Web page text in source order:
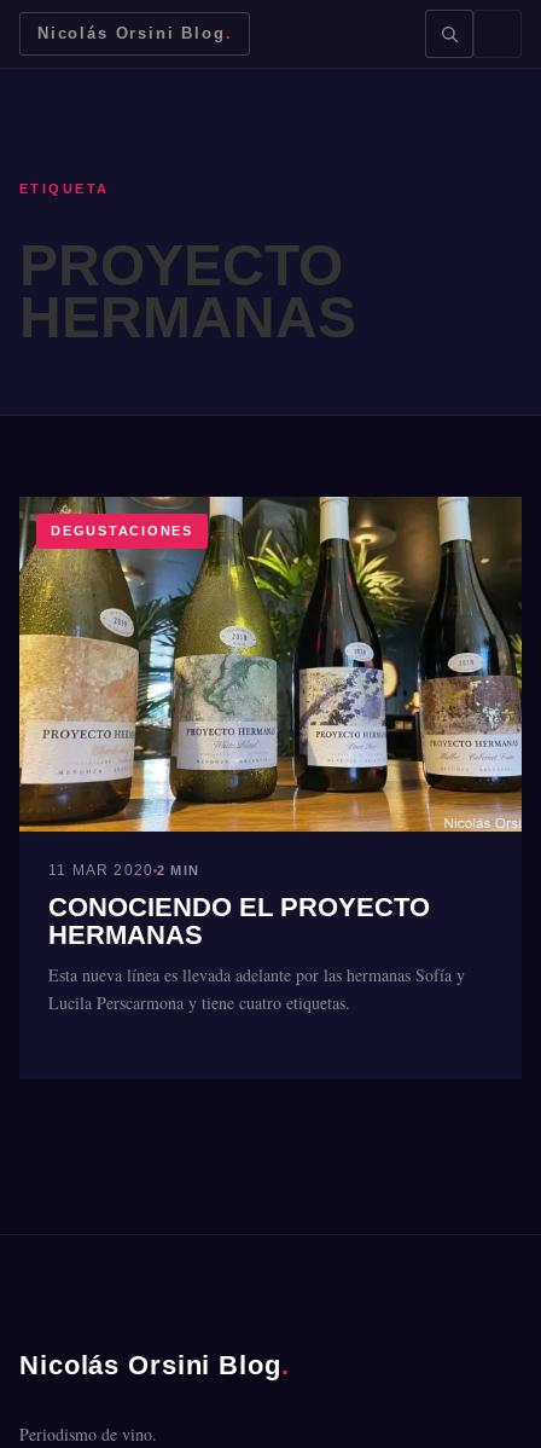
Nicolás Orsini Blog .
ETIQUETA
PROYECTO
HERMANAS
DEGUSTACIONES
11 MAR 2020 2 MIN
CONOCIENDO EL PROYECTO
HERMANAS
Esta nueva línea es llevada adelante por las hermanas Sofía y
Lucila Perscarmona y tiene cuatro etiquetas.
Nicolás Orsini Blog.
Periodismo de vino.